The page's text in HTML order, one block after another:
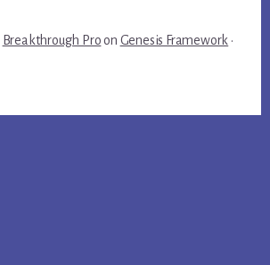
Breakthrough Proon Genesis Framework ·